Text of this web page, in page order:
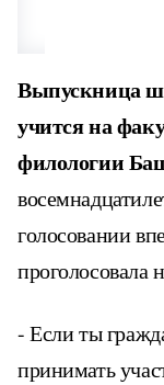
Выпускница
учится на
филологии
голосовании
проголосовала
- Если ты
принимать